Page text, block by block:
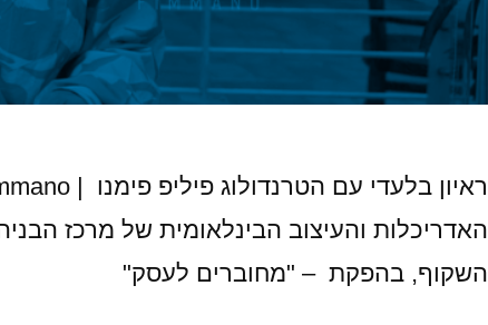
השקוף, בהפקת – "מחוברים לעסק"